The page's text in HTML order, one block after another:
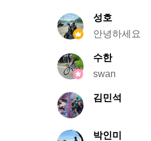
성호
안녕하세요
수한
swan
김민석
박인미